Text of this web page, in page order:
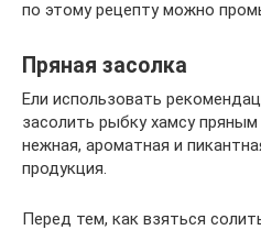
по этому рецепту можно
Пряная засолка
Ели использовать
засолить рыбку хамсу
нежная, ароматная и
продукция.
Перед тем, как взяться